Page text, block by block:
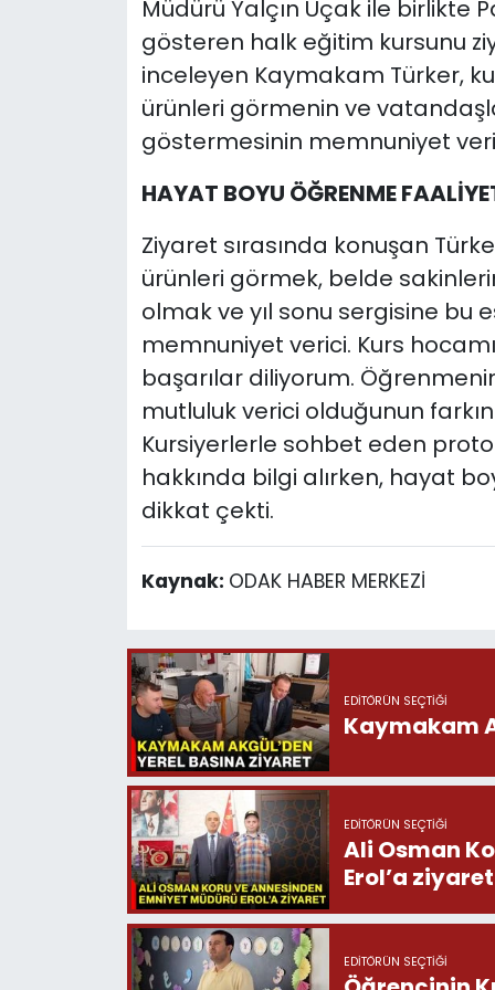
Müdürü Yalçın Uçak ile birlikte
gösteren halk eğitim kursunu
inceleyen Kaymakam Türker,
ürünleri görmenin ve
göstermesinin memnuniyet
HAYAT BOYU ÖĞRENME
Ziyaret sırasında konuşan
ürünleri görmek, belde
olmak ve yıl sonu sergisine bu
memnuniyet verici. Kurs
başarılar diliyorum.
mutluluk verici olduğunun
Kursiyerlerle sohbet eden
hakkında bilgi alırken, hayat
dikkat çekti.
Kaynak: ODAK HABER MERKEZİ
EDITÖRÜN SEÇTIĞI
Kaymakam
EDITÖRÜN SEÇTIĞI
Ali Osman
Erol’a ziyaret
EDITÖRÜN SEÇTIĞI